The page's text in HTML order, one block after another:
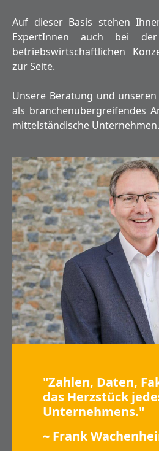
Auf dieser Basis stehen
ExpertInnen auch bei
betriebswirtschaftlichen
zur Seite.
Unsere Beratung und
als branchenübergreifendes
mittelständische Unternehmen.
"Zahlen, Daten,
das Herzstück
Unternehmens."
~ Frank